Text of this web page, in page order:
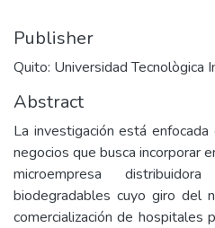
Publisher
Quito: Universidad Tecnològica
Abstract
La investigación está
negocios que busca incorporar
microempresa
biodegradables cuyo giro del
comercialización de hospitales